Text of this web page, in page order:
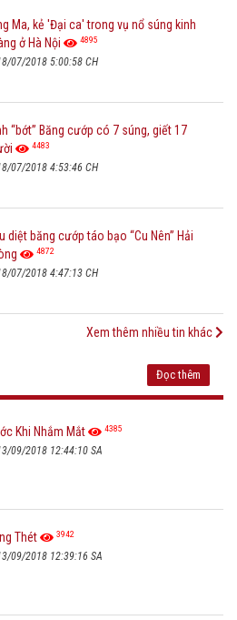
Ma, kẻ 'Đại ca' trong vụ nổ súng kinh
ở Hà Nội
4895
07/2018 5:00:58 CH
“bớt” Băng cướp có 7 súng, giết 17
4483
07/2018 4:53:46 CH
diệt băng cướp táo bạo “Cu Nên” Hải
4872
07/2018 4:47:13 CH
Xem thêm nhiều tin khác
Đọc thêm
Khi Nhắm Mắt 4385
09/2018 12:44:10 SA
Thét 3942
09/2018 12:39:16 SA